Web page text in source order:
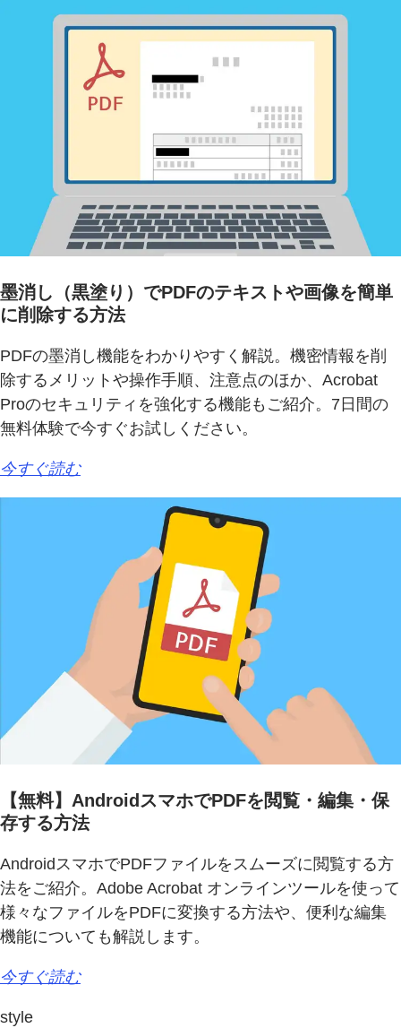
墨消し（黒塗り）でPDFのテキストや画像を簡単
に削除する方法
PDFの墨消し機能をわかりやすく解説。機密情報を削
除するメリットや操作手順、注意点のほか、Acrobat
Proのセキュリティを強化する機能もご紹介。7日間の
無料体験で今すぐお試しください。
今すぐ読む
【無料】AndroidスマホでPDFを閲覧・編集・保
存する方法
AndroidスマホでPDFファイルをスムーズに閲覧する方
法をご紹介。Adobe Acrobat オンラインツールを使って
様々なファイルをPDFに変換する方法や、便利な編集
機能についても解説します。
今すぐ読む
style